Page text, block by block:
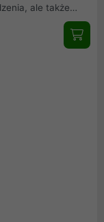
ale także
są ukryte za
na płynne
zarówno